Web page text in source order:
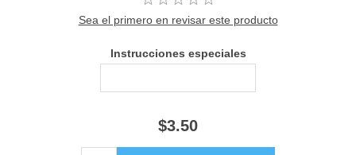
Sea el primero en revisar este producto
Instrucciones especiales
$3.50